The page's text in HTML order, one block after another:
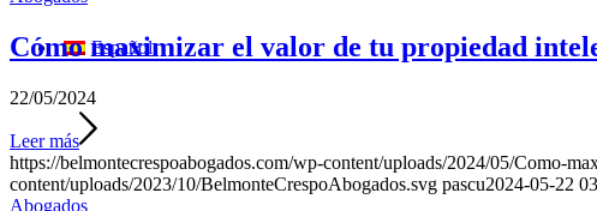
Español
Cómo maximizar el valor de tu propiedad
22/05/2024
Leer más
https://belmontecrespoabogados.com/wp-content/uploads/2024/05/Como-
content/uploads/2023/10/BelmonteCrespoAbogados.svg pascu2024-05-22
Abogados